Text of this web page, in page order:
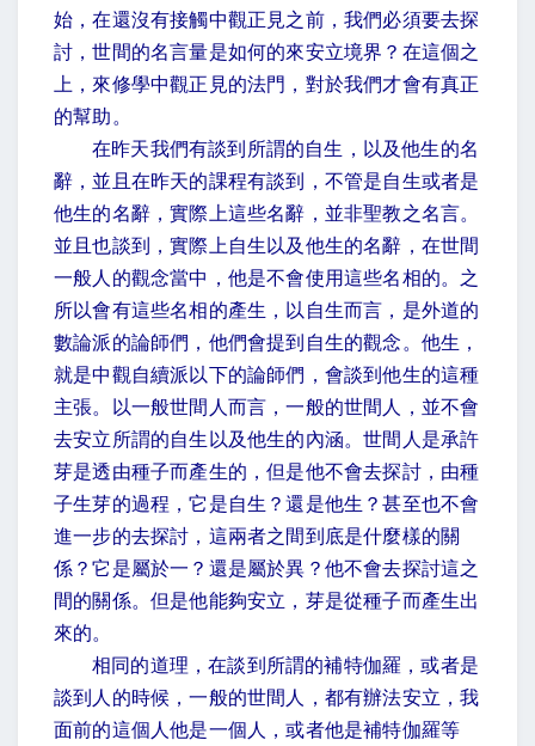
始，在還沒有接觸中觀正見之前，我們必須要去探
討，世間的名言量是如何的來安立境界？在這個之
上，來修學中觀正見的法門，對於我們才會有真正
的幫助。
在昨天我們有談到所謂的自生，以及他生的名
辭，並且在昨天的課程有談到，不管是自生或者是
他生的名辭，實際上這些名辭，並非聖教之名言。
並且也談到，實際上自生以及他生的名辭，在世間
一般人的觀念當中，他是不會使用這些名相的。之
所以會有這些名相的產生，以自生而言，是外道的
數論派的論師們，他們會提到自生的觀念。他生，
就是中觀自續派以下的論師們，會談到他生的這種
主張。以一般世間人而言，一般的世間人，並不會
去安立所謂的自生以及他生的內涵。世間人是承許
芽是透由種子而產生的，但是他不會去探討，由種
子生芽的過程，它是自生？還是他生？甚至也不會
進一步的去探討，這兩者之間到底是什麼樣的關
係？它是屬於一？還是屬於異？他不會去探討這之
間的關係。但是他能夠安立，芽是從種子而產生出
來的。
相同的道理，在談到所謂的補特伽羅，或者是
談到人的時候，一般的世間人，都有辦法安立，我
面前的這個人他是一個人，或者他是補特伽羅等